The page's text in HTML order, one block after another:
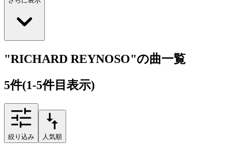
"RICHARD REYNOSO"の曲一覧
5件(1-5件目表示)
絞り込み 人気順